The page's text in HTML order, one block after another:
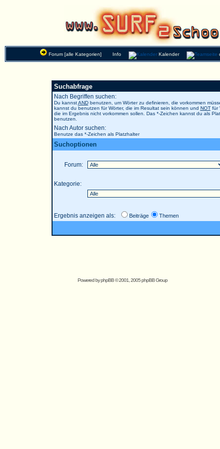
Forum [alle Kategorien] Info Kalender
Suchabfrage
Nach Begriffen suchen:
Du kannstANDbenutzen, um Wörter zu definieren, die vorkommen
kannst du benutzen für Wörter, die im Resultat sein können und NOTfür
die im Ergebnis nicht vorkommen sollen. Das *-Zeichen kannst du als
benutzen.
Nach Autor suchen:
Benutze das *-Zeichen als Platzhalter
Suchoptionen
Forum:
Kategorie:
Ergebnis anzeigen als: Beiträge Themen
Powered byphpBB© 2001, 2005 phpBB Group